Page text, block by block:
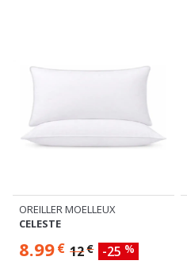
OREILLER MOELLEUX
CELESTE
8.99€ 12€ -25 %